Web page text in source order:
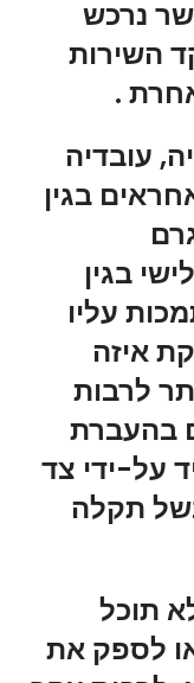
נרכש
השירות
.
עובדיה
בגין
בגין
עליו
איזה
לרבות
בהעברת
על-ידי צד
תקלה
תוכל
לספק את